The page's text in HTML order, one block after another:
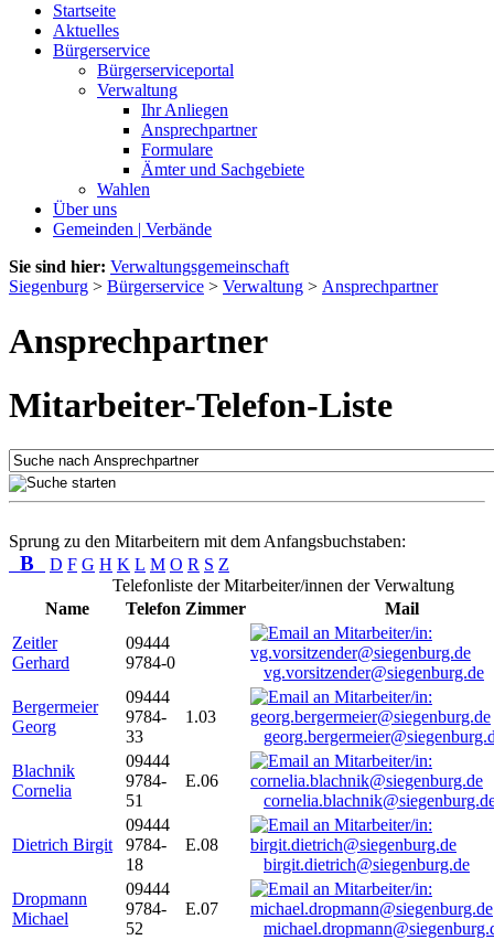
Startseite
Aktuelles
Bürgerservice
Bürgerserviceportal
Verwaltung
Ihr Anliegen
Ansprechpartner
Formulare
Ämter und Sachgebiete
Wahlen
Über uns
Gemeinden | Verbände
Sie sind hier: Verwaltungsgemeinschaft
Siegenburg > Bürgerservice > Verwaltung > Ansprechpartner
Ansprechpartner
Mitarbeiter-Telefon-Liste
Sprung zu den Mitarbeitern mit dem Anfangsbuchstaben:
B D F G H K L M O R S Z
Telefonliste der Mitarbeiter/innen der Verwaltung
Name
Telefon Zimmer
Mail
Zeitler
Gerhard
09444
9784-0
vg.vorsitzender@siegenburg.de
Bergermeier
Georg
09444
9784-
33
1.03
Blachnik
Cornelia
09444
9784-
51
E.06
Dietrich Birgit
09444
9784-
18
E.08
birgit.dietrich@siegenburg.de
Dropmann
Michael
09444
9784-
52
E.07